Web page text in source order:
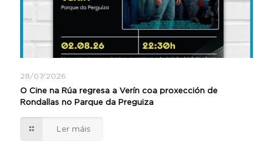
28/07/2026
O Cine na Rúa regresa a Verín coa proxección de
Rondallas no Parque da Preguiza
Ler máis